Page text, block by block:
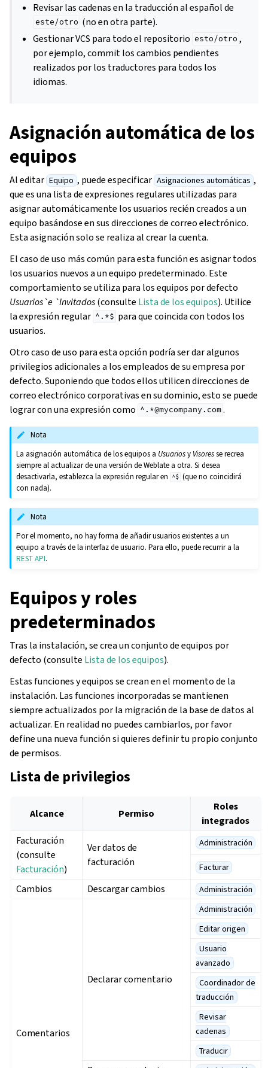
Revisar las cadenas en la traducción al español de
este/otro (no en otra parte).
Gestionar VCS para todo el repositorio esto/otro ,
por ejemplo, commit los cambios pendientes
realizados por los traductores para todos los
idiomas.
Asignación automática de los
equipos
Al editar Equipo , puede especificar Asignaciones automáticas ,
que es una lista de expresiones regulares utilizadas para
asignar automáticamente los usuarios recién creados a un
equipo basándose en sus direcciones de correo electrónico.
Esta asignación solo se realiza al crear la cuenta.
El caso de uso más común para esta función es asignar todos
los usuarios nuevos a un equipo predeterminado. Este
comportamiento se utiliza para los equipos por defecto
Usuarios`e `Invitados(consulte Lista de los equipos). Utilice
la expresión regular ^.*$ para que coincida con todos los
usuarios.
Otro caso de uso para esta opción podría ser dar algunos
privilegios adicionales a los empleados de su empresa por
defecto. Suponiendo que todos ellos utilicen direcciones de
correo electrónico corporativas en su dominio, esto se puede
lograr con una expresión como ^.*@mycompany.com .
Nota
La asignación automática de los equipos a Usuariosy Visoresse recrea
siempre al actualizar de una versión de Weblate a otra. Si desea
desactivarla, establezca la expresión regular en
^$ (que no coincidirá
con nada).
Nota
Por el momento, no hay forma de añadir usuarios existentes a un
equipo a través de la interfaz de usuario. Para ello, puede recurrir a la
REST API.
Equipos y roles
predeterminados
Tras la instalación, se crea un conjunto de equipos por
defecto (consulte Lista de los equipos).
Estas funciones y equipos se crean en el momento de la
instalación. Las funciones incorporadas se mantienen
siempre actualizados por la migración de la base de datos al
actualizar. En realidad no puedes cambiarlos, por favor
define una nueva función si quieres definir tu propio conjunto
de permisos.
Lista de privilegios
Alcance Permiso
Roles
integrados
Facturación
(consulte
Facturación)
Ver datos de
facturación
Administración
Facturar
Cambios Descargar cambios Administración
Comentarios
Declarar comentario
Administración
Editar origen
Usuario
avanzado
Coordinador de
traducción
Revisar
cadenas
Traducir